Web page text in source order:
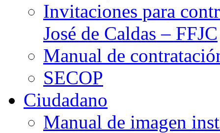
Invitaciones para
José de Caldas – FFJC
Manual de
SECOP
Ciudadano
Manual de imagen